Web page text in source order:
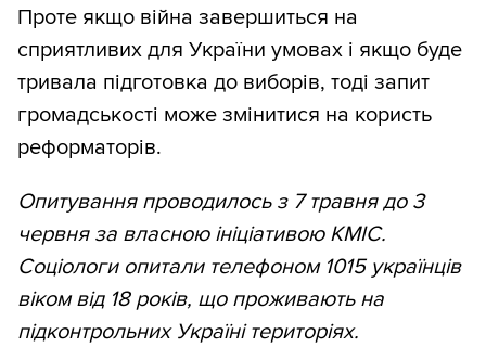
Проте якщо війна завершиться на
сприятливих для України умовах і якщо буде
тривала підготовка до виборів, тоді запит
громадськості може змінитися на користь
реформаторів.
Опитування проводилось з 7 травня до 3
червня за власною ініціативою КМІС.
Соціологи опитали телефоном 1015 українців
віком від 18 років, що проживають на
підконтрольних Україні територіях.